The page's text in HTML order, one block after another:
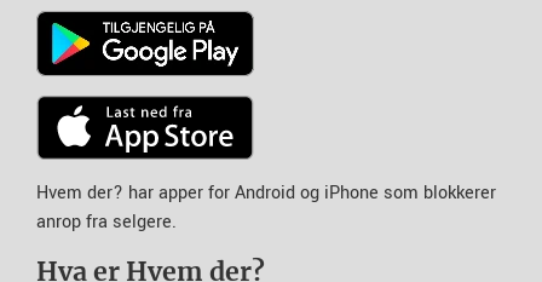
Hvem der? har apper for Android og iPhone som blokkerer
anrop fra selgere.
Hva er Hvem der?